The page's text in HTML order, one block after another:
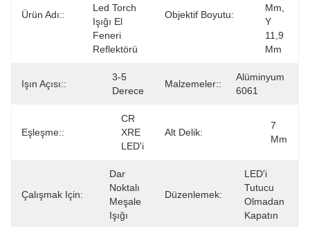
Ürün Adı::
Led Torch
Işığı El
Feneri
Reflektörü
Objektif Boyutu:
Mm,
Y
11,9
Mm
Işın Açısı::
3-5
Derece
Malzemeler::
Alüminyum
6061
Eşleşme::
CR
XRE
LED'i
Alt Delik:
7
Mm
Çalışmak Için:
Dar
Noktalı
Meşale
Işığı
Düzenlemek:
LED'i
Tutucu
Olmadan
Kapatın